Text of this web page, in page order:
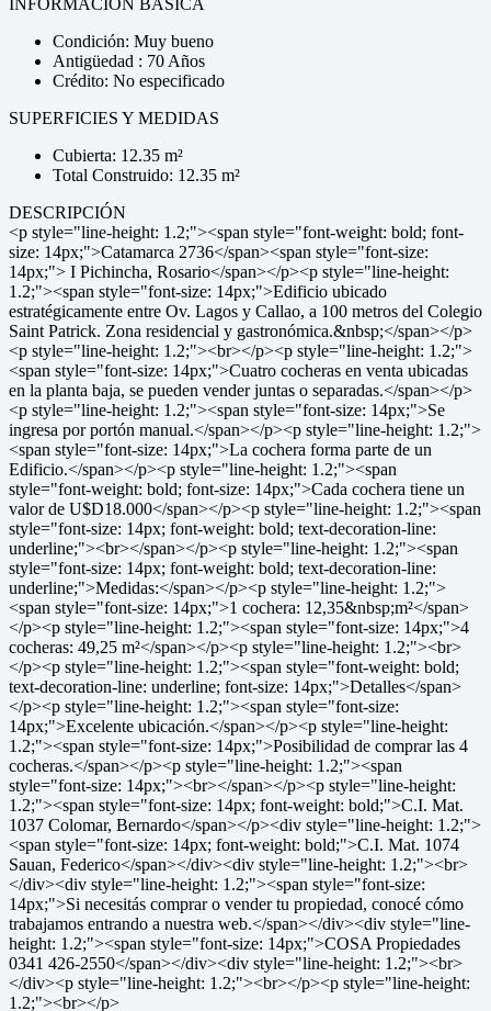
INFORMACIÓN BÁSICA
Condición: Muy bueno
Antigüedad : 70 Años
Crédito: No especificado
SUPERFICIES Y MEDIDAS
Cubierta: 12.35 m²
Total Construido: 12.35 m²
DESCRIPCIÓN
<p style="line-height: 1.2;"><span style="font-weight: bold; font-
size: 14px;">Catamarca 2736</span><span style="font-size:
14px;"> I Pichincha, Rosario</span></p><p style="line-height:
1.2;"><span style="font-size: 14px;">Edificio ubicado
estratégicamente entre Ov. Lagos y Callao, a 100 metros del Colegio
Saint Patrick. Zona residencial y gastronómica.&nbsp;</span></p>
<p style="line-height: 1.2;"><br></p><p style="line-height: 1.2;">
<span style="font-size: 14px;">Cuatro cocheras en venta ubicadas
en la planta baja, se pueden vender juntas o separadas.</span></p>
<p style="line-height: 1.2;"><span style="font-size: 14px;">Se
ingresa por portón manual.</span></p><p style="line-height: 1.2;">
<span style="font-size: 14px;">La cochera forma parte de un
Edificio.</span></p><p style="line-height: 1.2;"><span
style="font-weight: bold; font-size: 14px;">Cada cochera tiene un
valor de U$D18.000</span></p><p style="line-height: 1.2;"><span
style="font-size: 14px; font-weight: bold; text-decoration-line:
underline;"><br></span></p><p style="line-height: 1.2;"><span
style="font-size: 14px; font-weight: bold; text-decoration-line:
underline;">Medidas:</span></p><p style="line-height: 1.2;">
<span style="font-size: 14px;">1 cochera: 12,35&nbsp;m²</span>
</p><p style="line-height: 1.2;"><span style="font-size: 14px;">4
cocheras: 49,25 m²</span></p><p style="line-height: 1.2;"><br>
</p><p style="line-height: 1.2;"><span style="font-weight: bold;
text-decoration-line: underline; font-size: 14px;">Detalles</span>
</p><p style="line-height: 1.2;"><span style="font-size:
14px;">Excelente ubicación.</span></p><p style="line-height:
1.2;"><span style="font-size: 14px;">Posibilidad de comprar las 4
cocheras.</span></p><p style="line-height: 1.2;"><span
style="font-size: 14px;"><br></span></p><p style="line-height:
1.2;"><span style="font-size: 14px; font-weight: bold;">C.I. Mat.
1037 Colomar, Bernardo</span></p><div style="line-height: 1.2;">
<span style="font-size: 14px; font-weight: bold;">C.I. Mat. 1074
Sauan, Federico</span></div><div style="line-height: 1.2;"><br>
</div><div style="line-height: 1.2;"><span style="font-size:
14px;">Si necesitás comprar o vender tu propiedad, conocé cómo
trabajamos entrando a nuestra web.</span></div><div style="line-
height: 1.2;"><span style="font-size: 14px;">COSA Propiedades
0341 426-2550</span></div><div style="line-height: 1.2;"><br>
</div><p style="line-height: 1.2;"><br></p><p style="line-height:
1.2;"><br></p>